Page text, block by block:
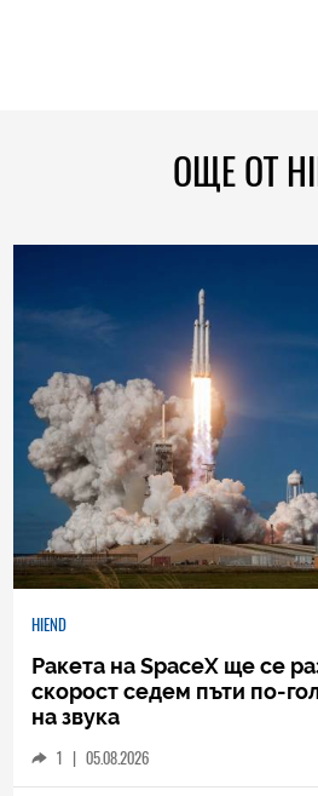
ОЩЕ ОТ
HIEND
Ракета на SpaceX ще се
скорост седем пъти по-
на звука
1 | 05.08.2026